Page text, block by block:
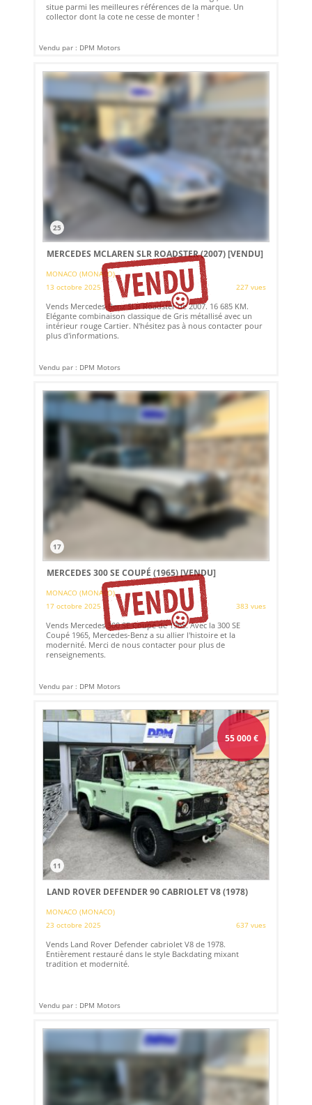
situe parmi les meilleures références de la marque. Un
collector dont la cote ne cesse de monter !
Vendu par : DPM Motors
25
MERCEDES MCLAREN SLR ROADSTER (2007)[VENDU]
MONACO (MONACO)
13 octobre 2025
227 vues
Vends Mercedes-Benz SLR Roadster de 2007. 16 685 KM.
Elégante combinaison classique de Gris métallisé avec un
intérieur rouge Cartier. N'hésitez pas à nous contacter pour
plus d'informations.
Vendu par : DPM Motors
17
MERCEDES 300 SE COUPÉ (1965)[VENDU]
MONACO (MONACO)
17 octobre 2025
383 vues
Vends Mercedes 300 SE Coupé de 1965. Avec la 300 SE
Coupé 1965, Mercedes-Benz a su allier l'histoire et la
modernité. Merci de nous contacter pour plus de
renseignements.
Vendu par : DPM Motors
55 000€
11
LAND ROVER DEFENDER 90 CABRIOLET V8 (1978)
MONACO (MONACO)
23 octobre 2025
637 vues
Vends Land Rover Defender cabriolet V8 de 1978.
Entièrement restauré dans le style Backdating mixant
tradition et modernité.
Vendu par : DPM Motors